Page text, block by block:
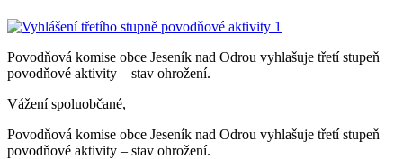
Povodňová komise obce Jeseník nad Odrou vyhlašuje třetí stupeň
povodňové aktivity – stav ohrožení.
Vážení spoluobčané,
Povodňová komise obce Jeseník nad Odrou vyhlašuje třetí stupeň
povodňové aktivity – stav ohrožení.